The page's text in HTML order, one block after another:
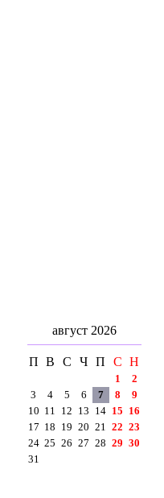
август 2026
П В С Ч П С Н
1
2
3
4 5 6 7 8
9
10 11 12 13 14 15 16
17 18 19 20 21 22 23
24 25 26 27 28 29 30
31